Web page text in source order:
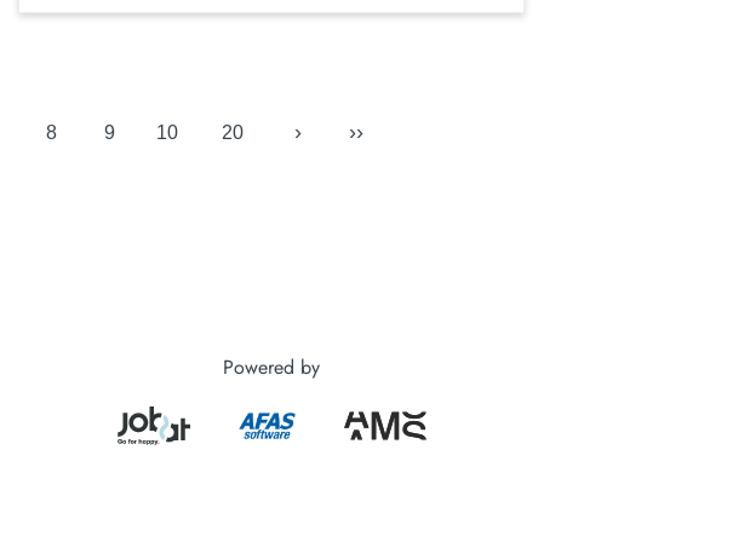
8 9 10 20 › ››
Powered by